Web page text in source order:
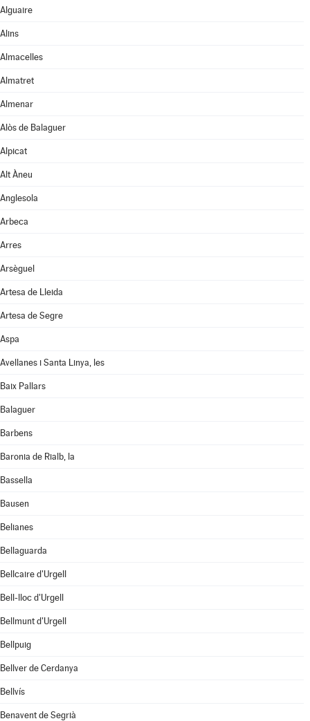
Alguaire
Alins
Almacelles
Almatret
Almenar
Alòs de Balaguer
Alpicat
Alt Àneu
Anglesola
Arbeca
Arres
Arsèguel
Artesa de Lleida
Artesa de Segre
Aspa
Avellanes i Santa Linya, les
Baix Pallars
Balaguer
Barbens
Baronia de Rialb, la
Bassella
Bausen
Belianes
Bellaguarda
Bellcaire d'Urgell
Bell-lloc d'Urgell
Bellmunt d'Urgell
Bellpuig
Bellver de Cerdanya
Bellvís
Benavent de Segrià